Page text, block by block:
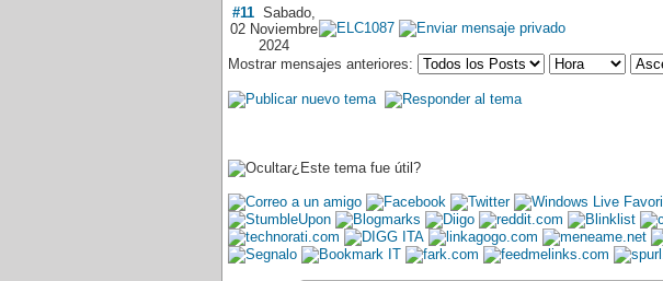
#11Sabado,
02 Noviembre
2024
Mostrar mensajes anteriores:
¿Este tema fue útil?